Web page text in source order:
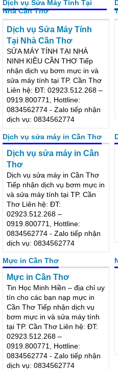
0919.800771, Hottline:
0834562774 - Zalo tiếp nhận
dịch vụ: 0834562774
Dịch vụ Sửa Máy Tính Tại
Nhà Cần Thơ
Dịch vụ Sửa Máy Tính
Tại Nhà Cần Thơ
SỬA MÁY TÍNH TẠI NHÀ
NINH KIỀU CẦN THƠ Tiếp
nhận dịch vụ bơm mực in và
sửa máy tính tại TP. Cần Thơ
Liên hệ: ĐT: 02923.512.268 –
0919.800771, Hottline:
0834562774 - Zalo tiếp nhận
dịch vụ: 0834562774
Dịch vụ sửa máy in Cần Thơ
Dịch vụ sửa máy in Cần
Thơ
Dịch vụ sửa máy in Cần Thơ
Tiếp nhận dịch vụ bơm mực in
và sửa máy tính tại TP. Cần
Thơ Liên hệ: ĐT:
02923.512.268 –
0919.800771, Hottline:
0834562774 - Zalo tiếp nhận
dịch vụ: 0834562774
Mực in Cần Thơ
Mực in Cần Thơ
Tin Học Minh Hiền – địa chỉ uy
tín cho các bạn nạp mực in
Cần Thơ Tiếp nhận dịch vụ
bơm mực in và sửa máy tính
tại TP. Cần Thơ Liên hệ: ĐT: